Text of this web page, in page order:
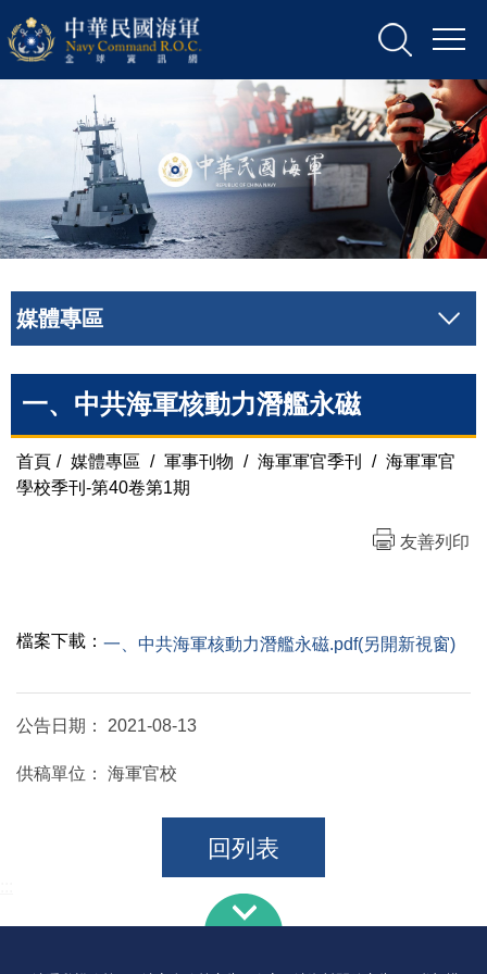
媒體專區
一、中共海軍核動力潛艦永磁
首頁 / 媒體專區 / 軍事刊物 / 海軍軍官季刊 / 海軍軍官
學校季刊-第40卷第1期
友善列印
檔案下載： 一、中共海軍核動力潛艦永磁.pdf(另開新視窗)
公告日期： 2021-08-13
供稿單位： 海軍官校
回列表